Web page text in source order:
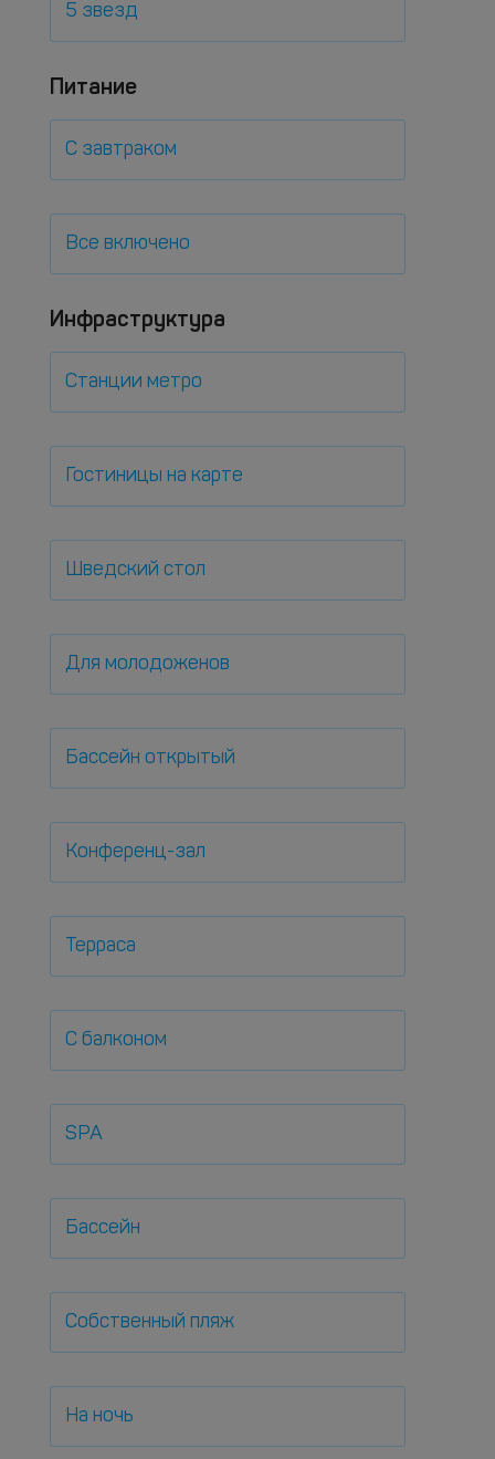
5 звезд
Питание
С завтраком
Все включено
Инфраструктура
Станции метро
Гостиницы на карте
Шведский стол
Для молодоженов
Бассейн открытый
Конференц-зал
Терраса
С балконом
SPA
Бассейн
Собственный пляж
На ночь